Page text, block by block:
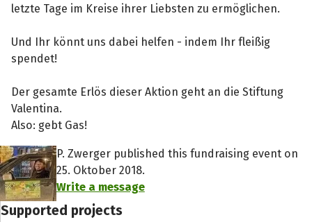
letzte Tage im Kreise ihrer Liebsten zu ermöglichen.
Und Ihr könnt uns dabei helfen - indem Ihr fleißig
spendet!
Der gesamte Erlös dieser Aktion geht an die Stiftung
Valentina.
Also: gebt Gas!
P. Zwerger published this fundraising event on
25. Oktober 2018.
Write a message
Supported projectsHelp to collect more donations!